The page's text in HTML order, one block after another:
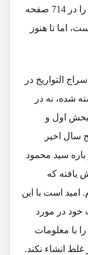
سالهای 1323 تا 1337ق (1284 تا 1298ش) را در 714 صفحه
اما تا هنوز
التواریخ در
شده، نه در
بخش اول و
سال اخیر
سید محمود
یافته که
امید است با این
خود در مورد
با معلومات
انشاء نکند.